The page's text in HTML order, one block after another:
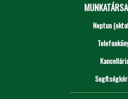
Neptun